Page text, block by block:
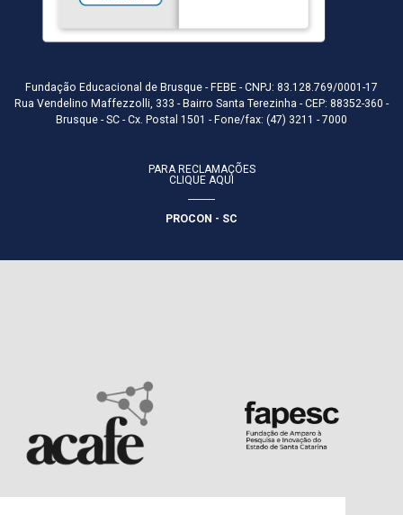
Fundação Educacional de Brusque - FEBE - CNPJ: 83.128.769/0001-17
Rua Vendelino Maffezzolli, 333 - Bairro Santa Terezinha - CEP: 88352-360 -
Brusque - SC - Cx. Postal 1501 - Fone/fax: (47) 3211 - 7000
PARA RECLAMAÇÕES
CLIQUE AQUI
PROCON - SC